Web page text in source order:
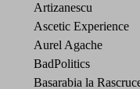
Artizanescu
Ascetic Experience
Aurel Agache
BadPolitics
Basarabia la